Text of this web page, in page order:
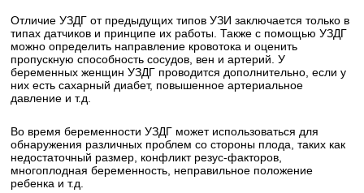
Отличие УЗДГ от предыдущих типов УЗИ заключается только в
типах датчиков и принципе их работы. Также с помощью УЗДГ
можно определить направление кровотока и оценить
пропускную способность сосудов, вен и артерий. У
беременных женщин УЗДГ проводится дополнительно, если у
них есть сахарный диабет, повышенное артериальное
давление и т.д.
Во время беременности УЗДГ может использоваться для
обнаружения различных проблем со стороны плода, таких как
недостаточный размер, конфликт резус-факторов,
многоплодная беременность, неправильное положение
ребенка и т.д.